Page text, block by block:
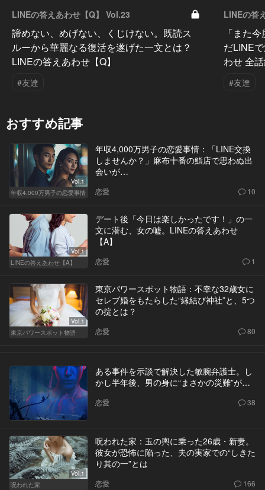
LINEの答えあわせ【Q】 Vol.23
諦めない、めげない、くじけない。既読ス
ルーから華麗なる復活を遂げた一文とは？
LINEの答えあわせ【Q】
#友達
LINEの答
「また
だLINE
わせ 全
#友達
おすすめ記事
Vol.1
年収4,000万男子の恋愛事情
年収4,000万男子の恋愛事情：「LINE交換
しませんか？」麻布十番の鮨店で思わぬ出
会いが…
恋愛 10
Vol.1
LINEの答えあわせ【A】
デート後「今日は楽しかったです！」の一
文に潜む、女の嘘。LINEの答えあわせ
【A】
恋愛 1
Vol.1
東京パワースポット物語
東京パワースポット物語：不幸な32歳女に
セレブ婚をもたらした“縁結び神社”と、5つ
の掟とは？
恋愛 80
ある事件を示談で解決した敏腕弁護士。し
かし半年後、男の身に“まさかの災難”が…
恋愛 38
Vol.1
呪われた家
呪われた家：玉の輿に乗った26歳・新妻。
彼女が恐怖に陥った、夫の実家での“しきた
り其の一”とは
恋愛 166